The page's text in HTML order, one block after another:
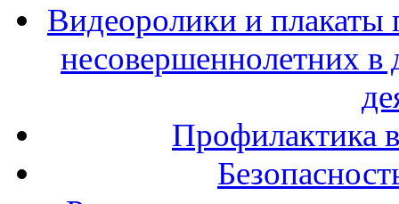
Видеоролики и плакаты
несовершеннолетних в
Профилактика